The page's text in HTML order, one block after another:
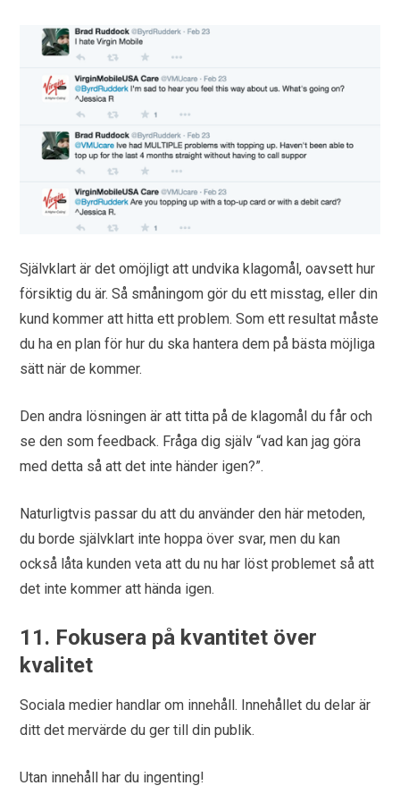
Självklart är det omöjligt att undvika klagomål, oavsett hur
försiktig du är. Så småningom gör du ett misstag, eller din
kund kommer att hitta ett problem. Som ett resultat måste
du ha en plan för hur du ska hantera dem på bästa möjliga
sätt när de kommer.
Den andra lösningen är att titta på de klagomål du får och
se den som feedback. Fråga dig själv “vad kan jag göra
med detta så att det inte händer igen?”.
Naturligtvis passar du att du använder den här metoden,
du borde självklart inte hoppa över svar, men du kan
också låta kunden veta att du nu har löst problemet så att
det inte kommer att hända igen.
11. Fokusera på kvantitet över
kvalitet
Sociala medier handlar om innehåll. Innehållet du delar är
ditt det mervärde du ger till din publik.
Utan innehåll har du ingenting!